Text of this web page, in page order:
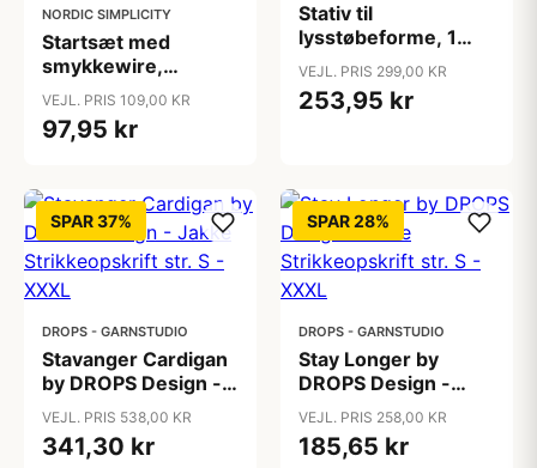
NORDIC SIMPLICITY
Startsæt med
smykkewire,
forsølvet, 1sæt
VEJL. PRIS 109,00 KR
97,95 kr
Stativ til
lysstøbeforme, 1
stk.
VEJL. PRIS 299,00 KR
253,95 kr
SPAR 37%
DROPS - GARNSTUDIO
Stavanger Cardigan
by DROPS Design -
Jakke
Strikkeopskrift str. S
- XXXL
VEJL. PRIS 538,00 KR
341,30 kr
SPAR 28%
DROPS - GARNSTUDIO
Stay Longer by
DROPS Design -
Bluse Strikkeopskrift
str. S - XXXL
VEJL. PRIS 258,00 KR
185,65 kr